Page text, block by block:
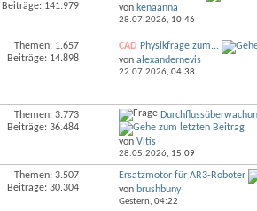
Beiträge: 141.979
von kenaanna
28.07.2026, 10:46
Themen: 1.657
Beiträge: 14.898
CAD Physikfrage zum...
von alexandernevis
22.07.2026, 04:38
Themen: 3.773
Beiträge: 36.484
von Vitis
28.05.2026, 15:09
Themen: 3.507
Beiträge: 30.304
Ersatzmotor für AR3-Roboter
von brushbuny
Gestern, 04:22